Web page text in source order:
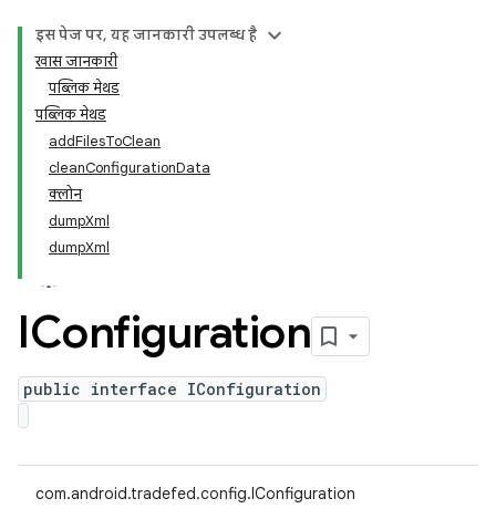
इस पेज पर, यह जानकारी उपलब्ध है
खास जानकारी
पब्लिक मेथड
पब्लिक मेथड
addFilesToClean
cleanConfigurationData
क्लोन
dumpXml
dumpXml
IConfiguration
public interface IConfiguration
com.android.tradefed.config.IConfiguration